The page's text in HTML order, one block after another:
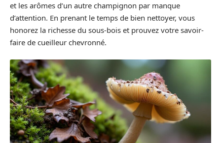
et les arômes d’un autre champignon par manque
d’attention. En prenant le temps de bien nettoyer, vous
honorez la richesse du sous-bois et prouvez votre savoir-
faire de cueilleur chevronné.